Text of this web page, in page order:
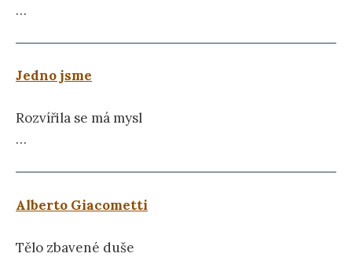
…
Jedno jsme
Rozvířila se má mysl
…
Alberto Giacometti
Tělo zbavené duše